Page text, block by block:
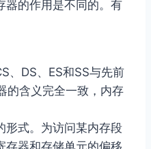
器的作用是不同的。有
、DS、ES和SS与先前
的含义完全一致，内存
形式。为访问某内存段